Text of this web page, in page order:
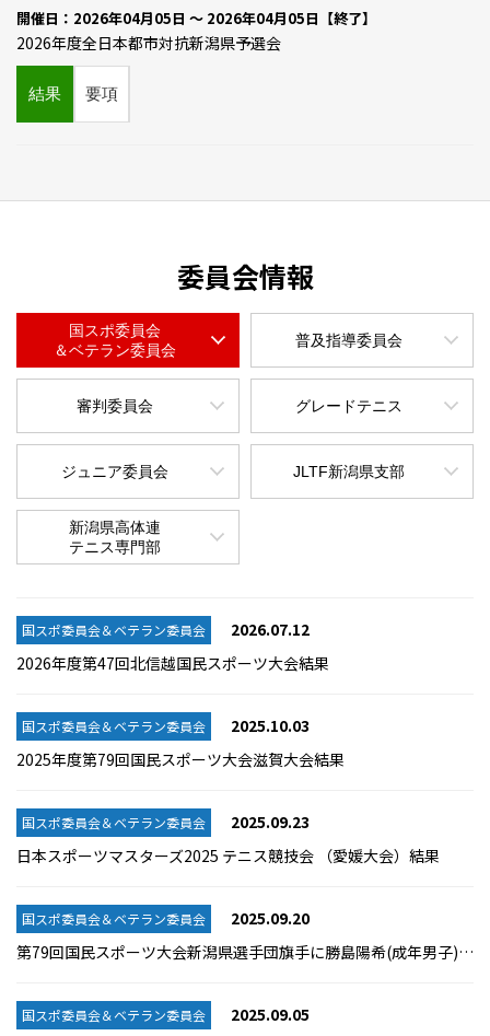
開催日：2026年04月05日 ～ 2026年04月05日【終了】
2026年度全日本都市対抗新潟県予選会
結果 要項
委員会情報
国スポ委員会
＆ベテラン委員会
普及指導委員会
審判委員会 グレードテニス
ジュニア委員会 JLTF新潟県支部
新潟県高体連
テニス専門部
国スポ委員会＆ベテラン委員会
2026.07.12
2026年度第47回北信越国民スポーツ大会結果
国スポ委員会＆ベテラン委員会
2025.10.03
2025年度第79回国民スポーツ大会滋賀大会結果
国スポ委員会＆ベテラン委員会
2025.09.23
日本スポーツマスターズ2025 テニス競技会 （愛媛大会）結果
国スポ委員会＆ベテラン委員会
2025.09.20
第79回国民スポーツ大会新潟県選手団旗手に勝島陽希(成年男子)決定
国スポ委員会＆ベテラン委員会
2025.09.05